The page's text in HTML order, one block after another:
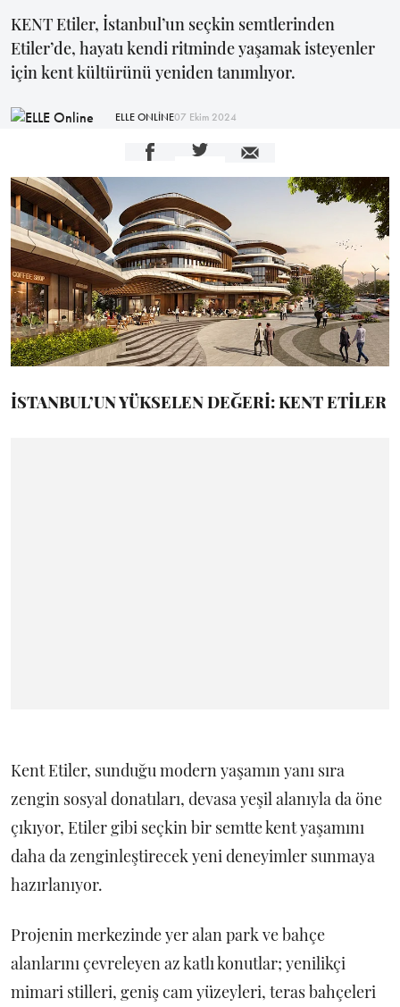
KENT Etiler, İstanbul’un seçkin semtlerinden
Etiler’de, hayatı kendi ritminde yaşamak isteyenler
için kent kültürünü yeniden tanımlıyor.
ELLE ONLİNE07 Ekim 2024
İSTANBUL’UN YÜKSELEN DEĞERİ: KENT ETİLER
Kent Etiler, sunduğu modern yaşamın yanı sıra
zengin sosyal donatıları, devasa yeşil alanıyla da öne
çıkıyor, Etiler gibi seçkin bir semtte kent yaşamını
daha da zenginleştirecek yeni deneyimler sunmaya
hazırlanıyor.
Projenin merkezinde yer alan park ve bahçe
alanlarını çevreleyen az katlı konutlar; yenilikçi
mimari stilleri, geniş cam yüzeyleri, teras bahçeleri